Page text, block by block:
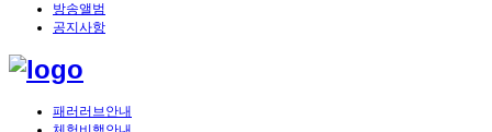
방송앨범
공지사항
패러러브안내